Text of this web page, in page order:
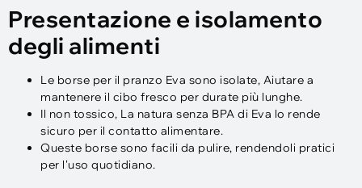
Presentazione e isolamento
degli alimenti
Le borse per il pranzo Eva sono isolate, Aiutare a
mantenere il cibo fresco per durate più lunghe.
Il non tossico, La natura senza BPA di Eva lo rende
sicuro per il contatto alimentare.
Queste borse sono facili da pulire, rendendoli pratici
per l'uso quotidiano.